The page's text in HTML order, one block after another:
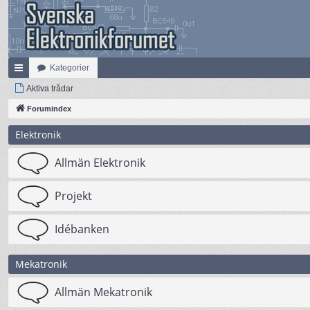
na
bb
lä
nk
Kategorier
Aktiva trådar
Forumindex
Elektronik
Allmän Elektronik
Projekt
Idébanken
Mekatronik
Allmän Mekatronik